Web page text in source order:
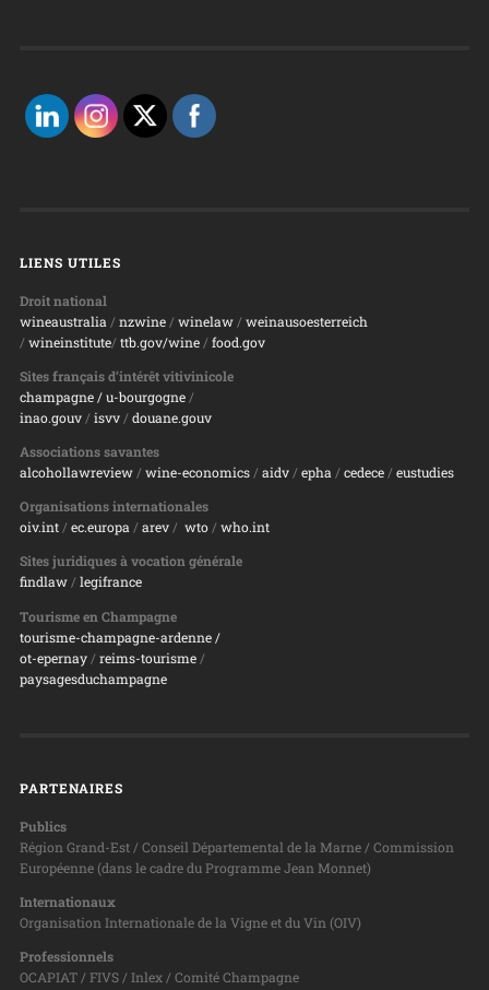
LIENS UTILES
Droit national
wineaustralia / nzwine/ winelaw/ weinausoesterreich
/ wineinstitute/ ttb.gov/wine/ food.gov
Sites français d’intérêt vitivinicole
champagne/ u-bourgogne/
inao.gouv/ isvv/ douane.gouv
Associations savantes
alcohollawreview/ wine-economics/ aidv/ epha / cedece/ eustudies
Organisations internationales
oiv.int/ ec.europa/ arev/ wto/ who.int
Sites juridiques à vocation générale
findlaw/ legifrance
Tourisme en Champagne
tourisme-champagne-ardenne /
ot-epernay/ reims-tourisme/
paysagesduchampagne
PARTENAIRES
Publics
Région Grand-Est / Conseil Départemental de la Marne / Commission
Européenne (dans le cadre du Programme Jean Monnet)
Internationaux
Organisation Internationale de la Vigne et du Vin (OIV)
Professionnels
OCAPIAT / FIVS / Inlex / Comité Champagne